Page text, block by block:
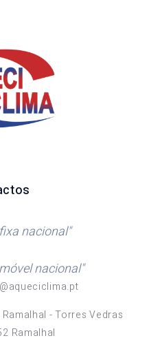
nacional"
nacional"
- Torres Vedras
Ramalhal